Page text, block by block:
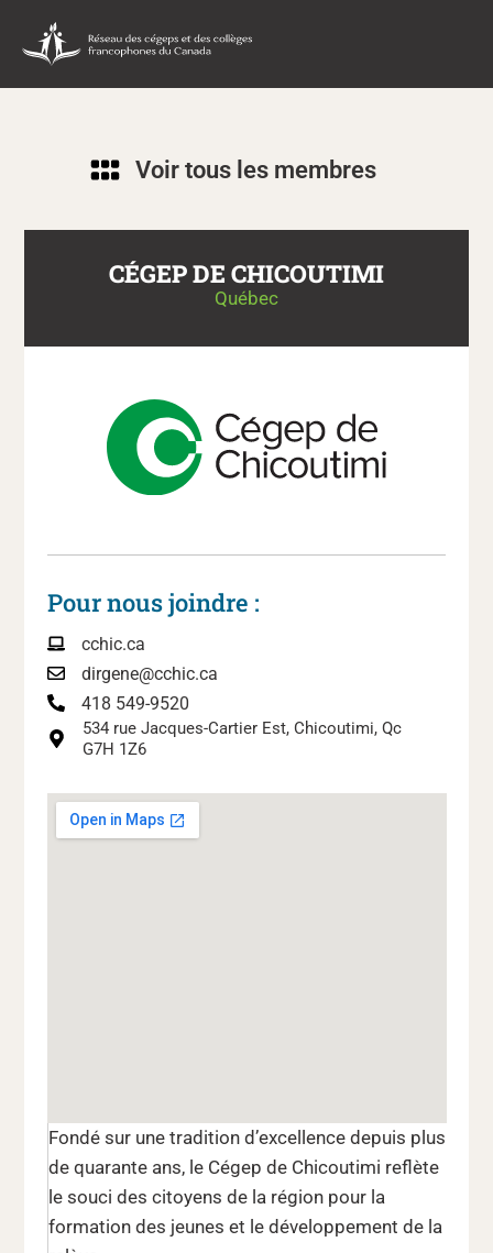
Voir tous les membres
CÉGEP DE CHICOUTIMI
Québec
Fondé sur une tradition d’excellence depuis plus
de quarante ans, le Cégep de Chicoutimi reflète
le souci des citoyens de la région pour la
formation des jeunes et le développement de la
Pour nous joindre :
cchic.ca
dirgene@cchic.ca
418 549-9520
534 rue Jacques-Cartier Est, Chicoutimi, Qc
G7H 1Z6